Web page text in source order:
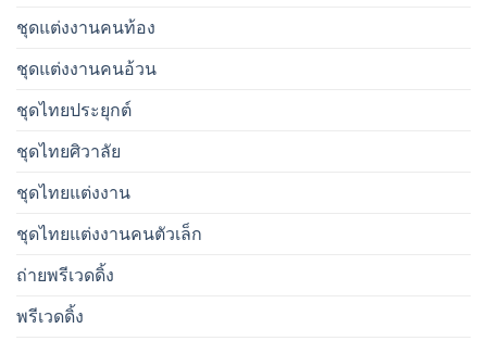
ชุดแต่งงานคนท้อง
ชุดแต่งงานคนอ้วน
ชุดไทยประยุกต์
ชุดไทยศิวาลัย
ชุดไทยแต่งงาน
ชุดไทยแต่งงานคนตัวเล็ก
ถ่ายพรีเวดดิ้ง
พรีเวดดิ้ง